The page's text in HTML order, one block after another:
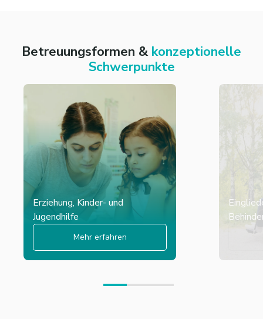
Betreuungsformen & konzeptionelle
Schwerpunkte
Erziehung, Kinder- und
Jugendhilfe
Mehr erfahren